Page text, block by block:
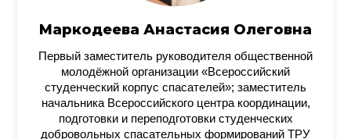
Маркодеева Анастасия Олеговна
Первый заместитель руководителя общественной
молодёжной организации «Всероссийский
студенческий корпус спасателей»; заместитель
начальника Всероссийского центра координации,
подготовки и переподготовки студенческих
добровольных спасательных формирований ТРУ